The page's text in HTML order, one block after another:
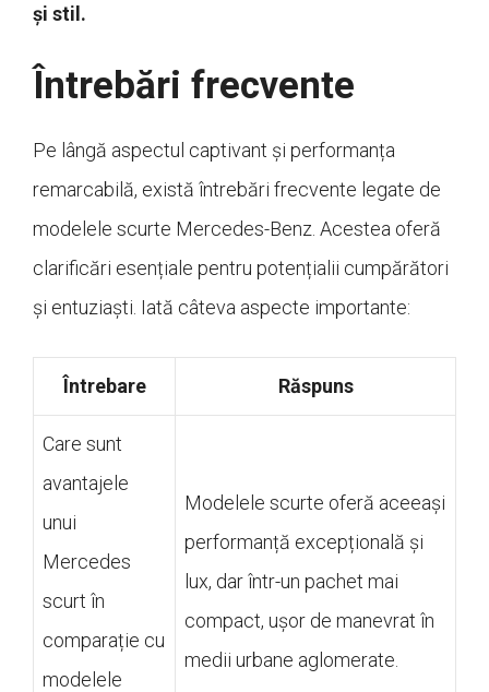
și stil.
Întrebări frecvente
Pe lângă aspectul captivant și performanța
remarcabilă, există întrebări frecvente legate de
modelele scurte Mercedes-Benz. Acestea oferă
clarificări esențiale pentru potențialii cumpărători
și entuziaști. Iată câteva aspecte importante:
Întrebare Răspuns
Care sunt
avantajele
unui
Mercedes
scurt în
comparație cu
modelele
Modelele scurte oferă aceeași
performanță excepțională și
lux, dar într-un pachet mai
compact, ușor de manevrat în
medii urbane aglomerate.